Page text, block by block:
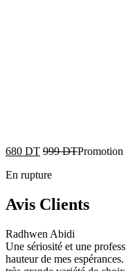
680 DT 999DTPromotion
En rupture
Avis Clients
Radhwen Abidi
Une sériosité et une
hauteur de mes